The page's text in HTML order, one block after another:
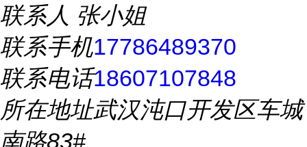
联系人 张小姐
联系手机17786489370
联系电话18607107848
所在地址武汉沌口开发区车城
南路83#